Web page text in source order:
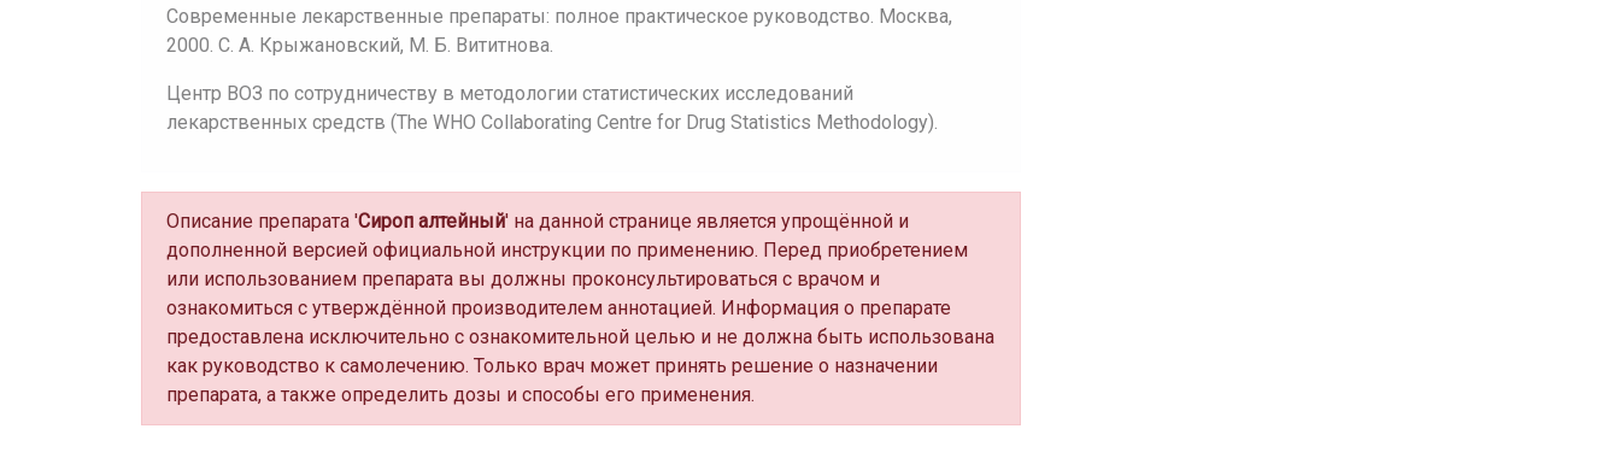
Современные лекарственные препараты: полное практическое руководство. Москва,
2000. С. А. Крыжановский, М. Б. Вититнова.
Центр ВОЗ по сотрудничеству в методологии статистических исследований
лекарственных средств (The WHO Collaborating Centre for Drug Statistics Methodology).
Описание препарата 'Сироп алтейный' на данной странице является упрощённой и
дополненной версией официальной инструкции по применению. Перед приобретением
или использованием препарата вы должны проконсультироваться с врачом и
ознакомиться с утверждённой производителем аннотацией. Информация о препарате
предоставлена исключительно с ознакомительной целью и не должна быть использована
как руководство к самолечению. Только врач может принять решение о назначении
препарата, а также определить дозы и способы его применения.